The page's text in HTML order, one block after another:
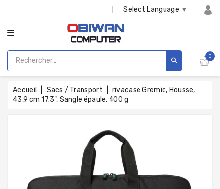
Select Language ▼
0
Accueil Sacs / Transport
rivacase Gremio, Housse,
43,9 cm 17.3", Sangle épaule, 400 g